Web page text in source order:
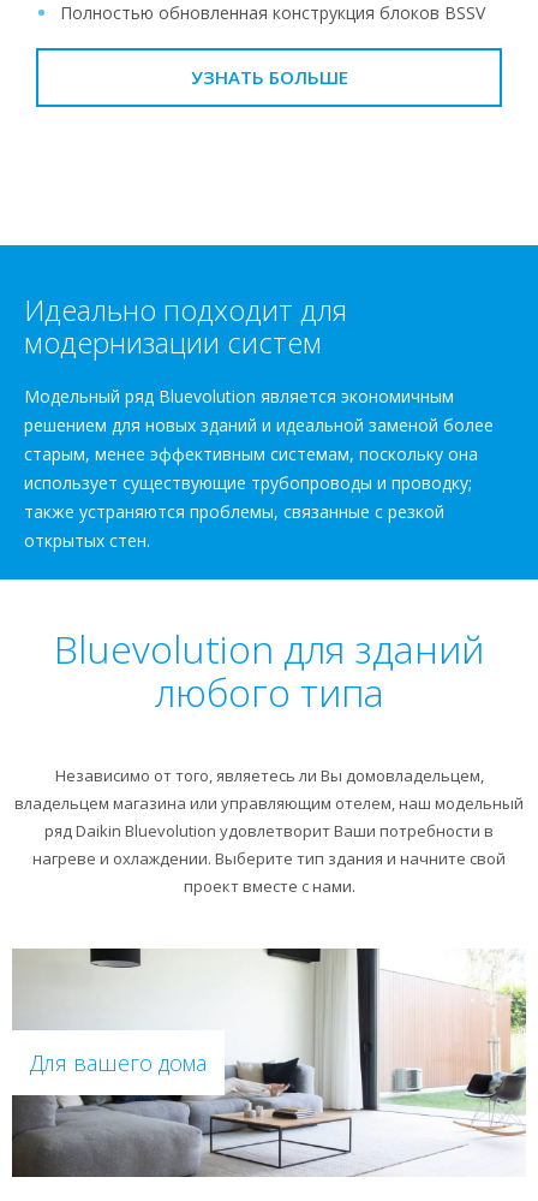
Полностью обновленная конструкция блоков BSSV
УЗНАТЬ БОЛЬШЕ
Идеально подходит для
модернизации систем
Модельный ряд Bluevolution является экономичным
решением для новых зданий и идеальной заменой более
старым, менее эффективным системам, поскольку она
использует существующие трубопроводы и проводку;
также устраняются проблемы, связанные с резкой
открытых стен.
Bluevolution для зданий
любого типа
Независимо от того, являетесь ли Вы домовладельцем,
владельцем магазина или управляющим отелем, наш модельный
ряд Daikin Bluevolution удовлетворит Ваши потребности в
нагреве и охлаждении. Выберите тип здания и начните свой
проект вместе с нами.
Для вашего дома